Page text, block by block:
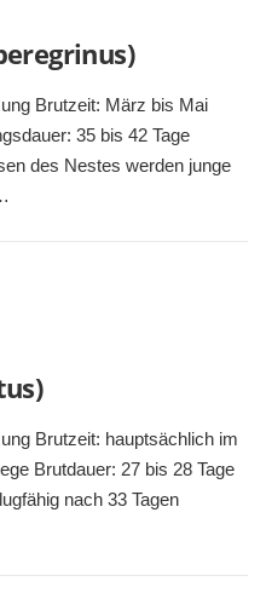
Brutzeit: März bis Mai
35 bis 42 Tage
des Nestes werden junge
Brutzeit: hauptsächlich im
Brutdauer: 27 bis 28 Tage
nach 33 Tagen